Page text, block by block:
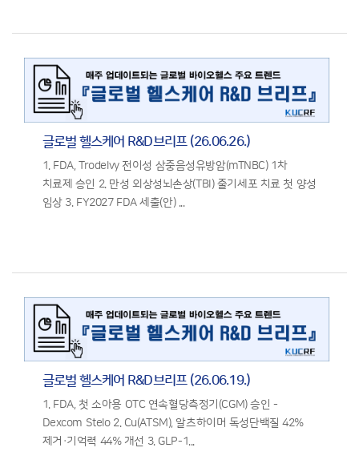
글로벌 헬스케어 R&D브리프 (26.06.26.)
1. FDA, Trodelvy 전이성 삼중음성유방암(mTNBC) 1차
치료제 승인 2. 만성 외상성뇌손상(TBI) 줄기세포 치료 첫 양성
임상 3. FY2027 FDA 세출(안) ...
글로벌 헬스케어 R&D브리프 (26.06.19.)
1. FDA, 첫 소아용 OTC 연속혈당측정기(CGM) 승인 -
Dexcom Stelo 2. Cu(ATSM), 알츠하이머 독성단백질 42%
제거·기억력 44% 개선 3. GLP-1...